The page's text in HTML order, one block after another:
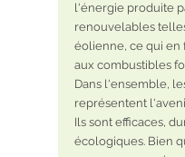
l'énergie produite
renouvelables
éolienne, ce qui en
aux combustibles
Dans l'ensemble,
représentent
Ils sont efficaces,
écologiques. Bien